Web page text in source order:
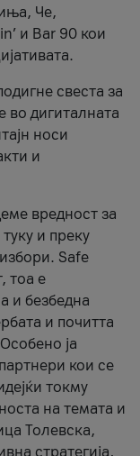
Че,
и Bar 90 кои
свеста за
во дигиталната
носи
и
вредност за
и преку
Safe
тоа е
и безбедна
и почитта
ја
кои се
токму
на темата и
Толевска,
стратегија,